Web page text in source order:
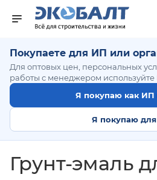
Покупаете для ИП или
Для оптовых цен, персональных
работы с менеджером
Я покупаю как
Я покупаю для
Грунт-эмаль